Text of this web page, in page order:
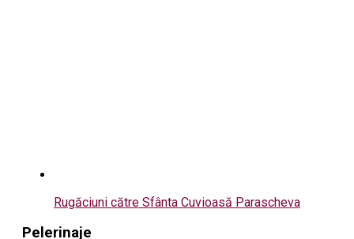
Rugăciuni către Sfânta Cuvioasă Parascheva
Pelerinaje